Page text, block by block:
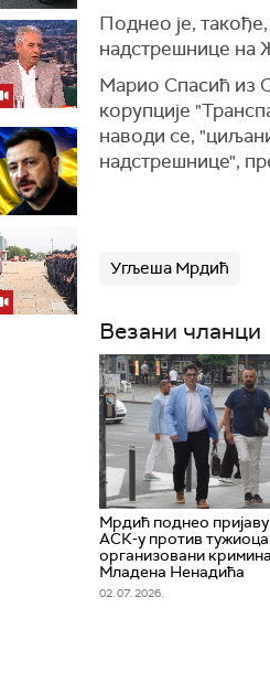
Поднео је, такође,
надстрешнице на
Марио Спасић из
корупције
наводи се,
надстрешнице",
Угљеша Мрдић
Везани чланци
Мрдић поднео пријаву
АСК-у против тужиоца
организовани
Младена Ненадића
02. 07. 2026.